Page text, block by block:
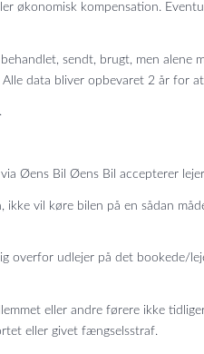
økonomisk kompensation.
sendt, brugt, men
data bliver opbevaret 2 år for
Øens Bil Øens Bil accepterer
vil køre bilen på en sådan
udlejer på det bookede/
eller andre førere ikke
eller givet fængselsstraf.